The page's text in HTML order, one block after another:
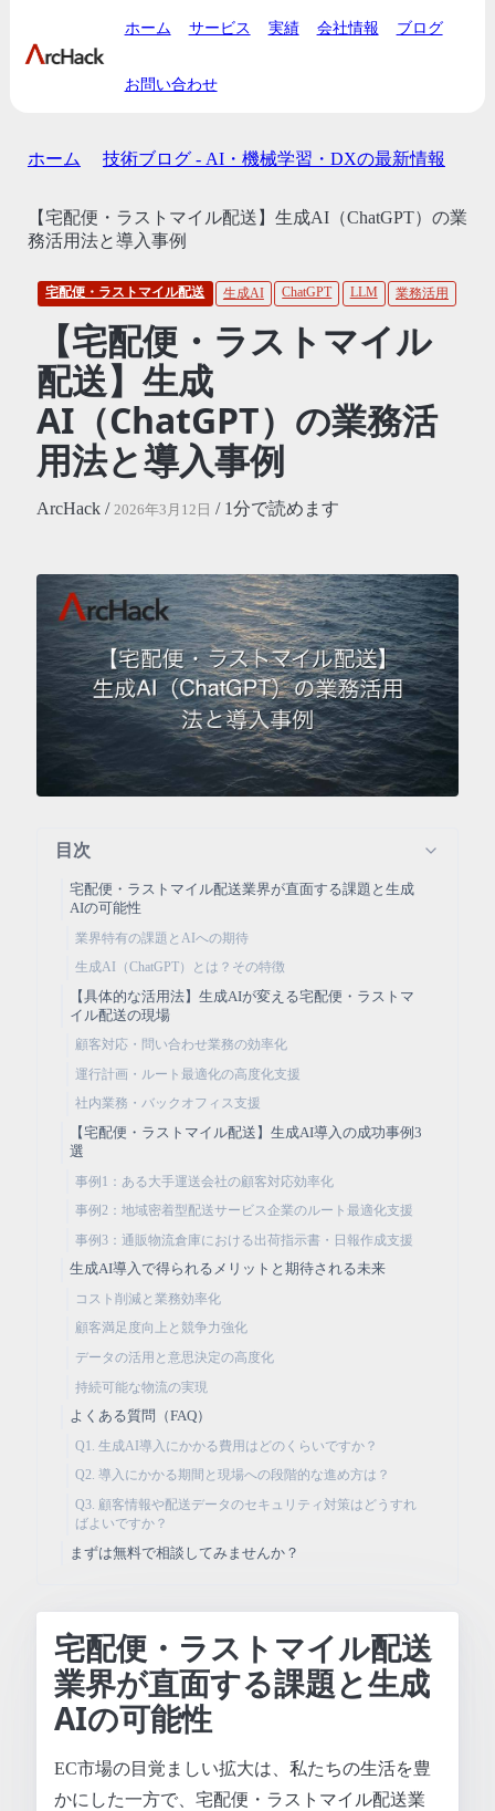
ホーム サービス 実績 会社情報 ブログ
お問い合わせ
ホーム 技術ブログ - AI・機械学習・DXの最新情報
【宅配便・ラストマイル配送】生成AI（ChatGPT）の業
務活用法と導入事例
宅配便・ラストマイル配送 生成AI ChatGPT LLM 業務活用
【宅配便・ラストマイル
配送】生成
AI（ChatGPT）の業務活
用法と導入事例
ArcHack / 2026年3月12日 / 1分で読めます
目次
宅配便・ラストマイル配送業界が直面する課題と生成
AIの可能性
業界特有の課題とAIへの期待
生成AI（ChatGPT）とは？その特徴
【具体的な活用法】生成AIが変える宅配便・ラストマ
イル配送の現場
顧客対応・問い合わせ業務の効率化
運行計画・ルート最適化の高度化支援
社内業務・バックオフィス支援
【宅配便・ラストマイル配送】生成AI導入の成功事例3
選
事例1：ある大手運送会社の顧客対応効率化
事例2：地域密着型配送サービス企業のルート最適化支援
事例3：通販物流倉庫における出荷指示書・日報作成支援
生成AI導入で得られるメリットと期待される未来
コスト削減と業務効率化
顧客満足度向上と競争力強化
データの活用と意思決定の高度化
持続可能な物流の実現
よくある質問（FAQ）
Q1. 生成AI導入にかかる費用はどのくらいですか？
Q2. 導入にかかる期間と現場への段階的な進め方は？
Q3. 顧客情報や配送データのセキュリティ対策はどうすれ
ばよいですか？
まずは無料で相談してみませんか？
宅配便・ラストマイル配送
業界が直面する課題と生成
AIの可能性
EC市場の目覚ましい拡大は、私たちの生活を豊
かにした一方で、宅配便・ラストマイル配送業